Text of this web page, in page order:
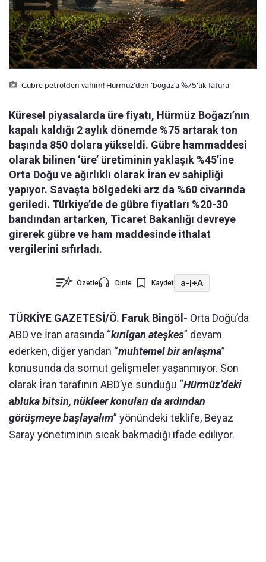
Gübre petrolden vahim! Hürmüz’den ‘boğaz’a %75’lik fatura
Küresel piyasalarda üre fiyatı, Hürmüz Boğazı’nın
kapalı kaldığı 2 aylık dönemde %75 artarak ton
başında 850 dolara yükseldi. Gübre hammaddesi
olarak bilinen ‘üre’ üretiminin yaklaşık %45’ine
Orta Doğu ve ağırlıklı olarak İran ev sahipliği
yapıyor. Savaşta bölgedeki arz da %60 civarında
geriledi. Türkiye’de de gübre fiyatları %20-30
bandından artarken, Ticaret Bakanlığı devreye
girerek gübre ve ham maddesinde ithalat
vergilerini sıfırladı.
Özetle Dinle Kaydet a-|+A
TÜRKİYE GAZETESİ/Ö. Faruk Bingöl- Orta Doğu’da
ABD ve İran arasında “kırılgan ateşkes” devam
ederken, diğer yandan “muhtemel bir anlaşma”
konusunda da somut gelişmeler yaşanmıyor. Son
olarak İran tarafının ABD’ye sunduğu “Hürmüz’deki
abluka bitsin, nükleer konuları da ardından
görüşmeye başlayalım” yönündeki teklife, Beyaz
Saray yönetiminin sıcak bakmadığı ifade ediliyor.